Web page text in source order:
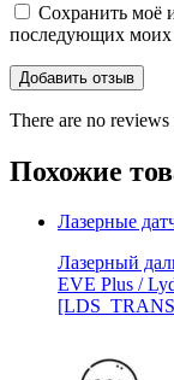
Сохранить моё
последующих моих
There are no reviews
Похожие
Лазерные
Лазерный
EVE Plus /